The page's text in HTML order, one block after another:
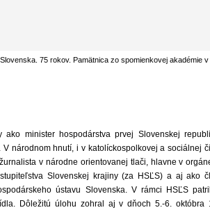
75 rokov. Pamätnica zo spomienkovej
ako minister hospodárstva prvej Slo­venskej
národnom hnutí, i v katolíckospolkovej a sociálnej
v národne orientovanej tlači, hlav­ne v
Slovenskej krajiny (za HSĽS) a aj ako
ústavu Slovenska. V rámci HSĽS
Dôležitú úlohu zohral aj v dňoch 5.-6. októbra